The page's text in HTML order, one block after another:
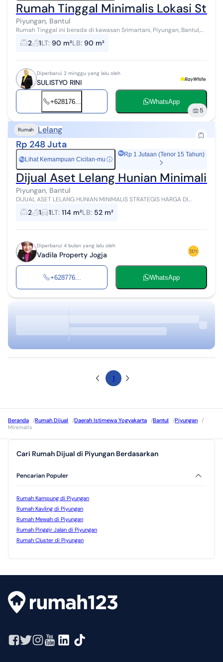
Rumah Tinggal Minimalis Lokasi
Piyungan, Bantul
Rumah Tinggal ini berada di kawasan Srimartani, Piyungan, Bantul,
lingkungan yang masih asri dengan udara sejuk serta akses yang
mudah menuju Kota ...
2 1LT: 90 m²LB: 90 m²
Diperbarui 2 minggu yang lalu oleh
SULISTYO RINI
+628176... WhatsApp
5
Rumah Lelang
Rp 248 Juta
Rp Lihat Kemampuan Cicilan-mu ⓘ
Rp 1 Jutaan (Tenor 15 Tahun)
Dijual Aset Lelang Hunian Minimalis
Piyungan, Bantul
DIJUAL ASET LELANG HUNIAN MINIMALIS STRATEGIS HARGA DI
BAWAH RATA-RATA DI KAB BANTUL Lokasi : Kab Bantul, DI Yogyakarta
- Luas Tanah : 114 m2 -...
2 1 1LT: 114 m²LB: 52 m²
Diperbarui 4 bulan yang lalu oleh
Vadila Property Jogja
+628776... WhatsApp
1
Beranda /Rumah Dijual /Daerah Istimewa Yogyakarta /Bantul /Piyungan
/
Minimalis
Cari Rumah Dijual di Piyungan Berdasarkan
Pencarian Populer
Rumah Kampung di Piyungan
Rumah Kavling di Piyungan
Rumah Mewah di Piyungan
Rumah Pinggir Jalan di Piyungan
Rumah Cluster di Piyungan